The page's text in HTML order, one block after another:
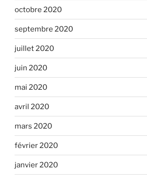
octobre 2020
septembre 2020
juillet 2020
juin 2020
mai 2020
avril 2020
mars 2020
février 2020
janvier 2020